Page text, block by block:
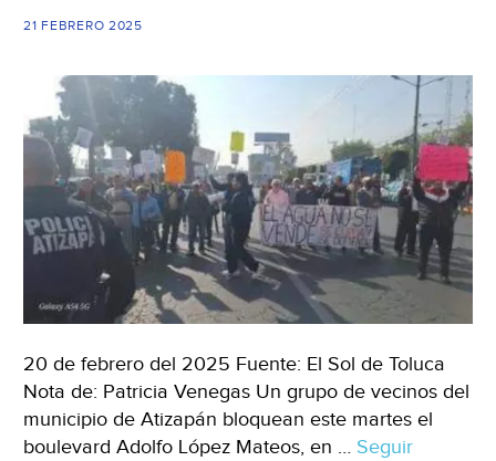
21 FEBRERO 2025
20 de febrero del 2025 Fuente: El Sol de Toluca
Nota de: Patricia Venegas Un grupo de vecinos del
municipio de Atizapán bloquean este martes el
boulevard Adolfo López Mateos, en … Seguir